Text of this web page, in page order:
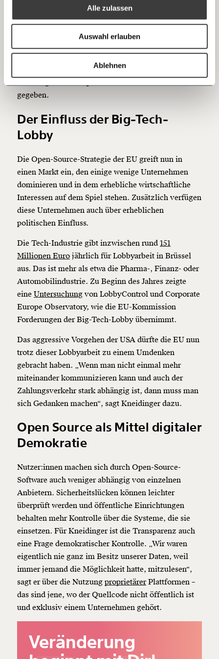
Alle zulassen
Auswahl erlauben
Ablehnen
Anmelden
Ich spende einmalig
20€ 40€
ausdrucken oder weiterleiten und verschenken
Weiter
Bluesky
https://www.moment.at/story/europa-open-source/
stärker in Europa zu verankern. Projekte, die etwa in
Stiftungen oder offenen Strukturen organisiert sind,
lassen sich nicht so einfach verkaufen oder
unabhängig bleibt und das Geld, das die EU
investiert, nicht woanders landet, ist laut Sebastian
gegeben.
Der Einfluss der Big-Tech-
Lobby
Die Open-Source-Strategie der EU greift nun in
einen Markt ein, den einige wenige Unternehmen
dominieren und in dem erhebliche wirtschaftliche
Interessen auf dem Spiel stehen. Zusätzlich verfügen
diese Unternehmen auch über erheblichen
politischen Einfluss.
Die Tech-Industrie gibt inzwischen rund 151
Millionen Euro jährlich für Lobbyarbeit in Brüssel
aus. Das ist mehr als etwa die Pharma-, Finanz- oder
Automobilindustrie. Zu Beginn des Jahres zeigte
eine Untersuchung von LobbyControl und Corporate
Europe Observatory, wie die EU-Kommission
Forderungen der Big-Tech-Lobby übernimmt.
Das aggressive Vorgehen der USA dürfte die EU nun
trotz dieser Lobbyarbeit zu einem Umdenken
gebracht haben. „Wenn man nicht einmal mehr
miteinander kommunizieren kann und auch der
Zahlungsverkehr stark abhängig ist, dann muss man
sich Gedanken machen“, sagt Kneidinger dazu.
Open Source als Mittel digitaler
Demokratie
Nutzer:innen machen sich durch Open-Source-
Software auch weniger abhängig von einzelnen
Anbietern. Sicherheitslücken können leichter
überprüft werden und öffentliche Einrichtungen
behalten mehr Kontrolle über die Systeme, die sie
einsetzen. Für Kneidinger ist die Transparenz auch
eine Frage demokratischer Kontrolle. „Wir waren
eigentlich nie ganz im Besitz unserer Daten, weil
immer jemand die Möglichkeit hatte, mitzulesen“,
sagt er über die Nutzung proprietärerPlattformen –
das sind jene, wo der Quellcode nicht öffentlich ist
und exklusiv einem Unternehmen gehört.
Veränderung